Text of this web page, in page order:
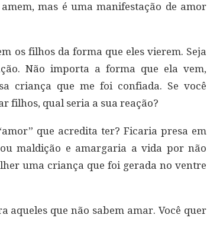
mas é uma manifestação de amor
os filhos da forma que eles vierem. Seja
Não importa a forma que ela vem,
criança que me foi confiada. Se você
filhos, qual seria a sua reação?
que acredita ter? Ficaria presa em
maldição e amargaria a vida por não
uma criança que foi gerada no ventre
que não sabem amar. Você quer